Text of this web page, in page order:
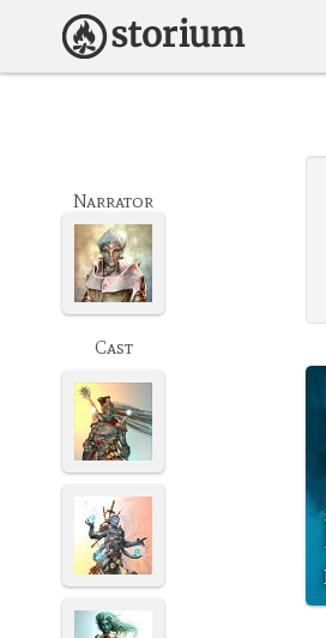
Narrator
Cast